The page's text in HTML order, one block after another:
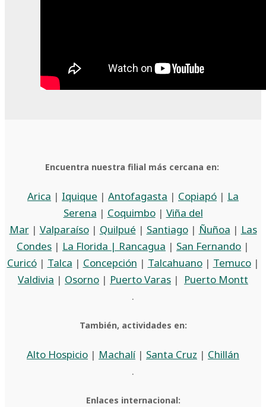
Encuentra nuestra filial más cercana en:
Arica | Iquique | Antofagasta | Copiapó | La
Serena | Coquimbo| Viña del
Mar| Valparaíso| Quilpué | Santiago| Ñuñoa | Las
Condes | La Florida | Rancagua | San Fernando |
Curicó| Talca | Concepción | Talcahuano| Temuco|
Valdivia | Osorno | Puerto Varas |
Puerto Montt
.
También, actividades en:
Alto Hospicio | Machalí | Santa Cruz | Chillán
.
Enlaces internacional: